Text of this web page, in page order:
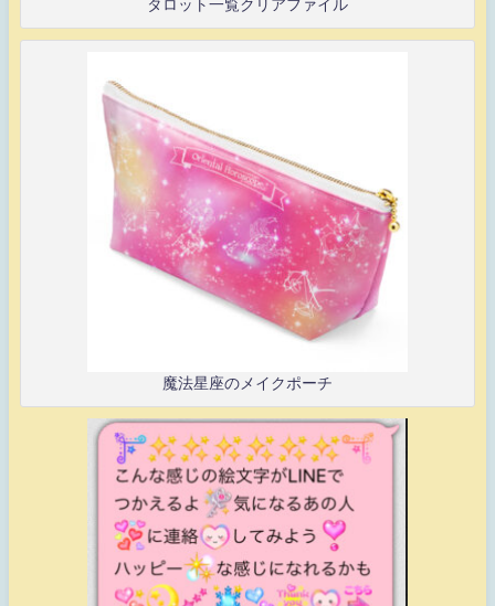
タロット一覧クリアファイル
魔法星座のメイクポーチ